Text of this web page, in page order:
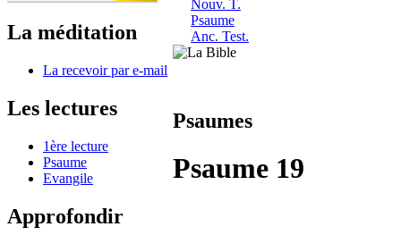
La méditation
La recevoir par e-mail
Les lectures
1ère lecture
Psaume
Evangile
Approfondir
Nouv. T.
Psaume
Anc. Test.
Psaumes
Psaume 19